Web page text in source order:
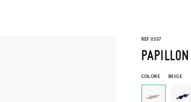
REF 0537
COLORE BEIGE